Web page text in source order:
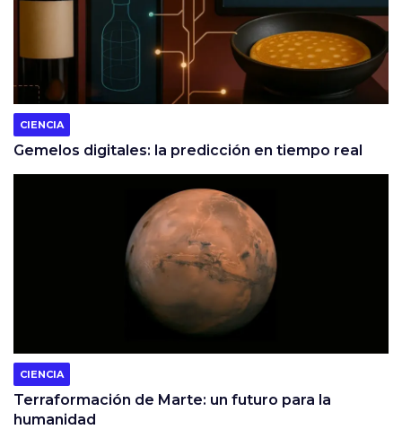
CIENCIA
Gemelos digitales: la predicción en tiempo real
CIENCIA
Terraformación de Marte: un futuro para la
humanidad